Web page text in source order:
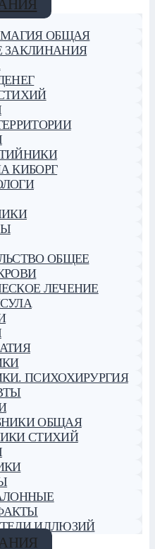
МАГИЯ ОБЩАЯ
ЗАКЛИНАНИЯ
КИБОРГ
ОБЩЕЕ
ЛЕЧЕНИЕ
ПСИХОХИРУРГИЯ
ОБЩАЯ
СТИХИЙ
ИЛЛЮЗИЙ